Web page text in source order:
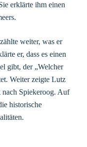
erklärte ihm einen
weiter, was er
er, dass es einen
gibt, der „Welcher
Weiter zeigte Lutz
Spiekeroog. Auf
historische